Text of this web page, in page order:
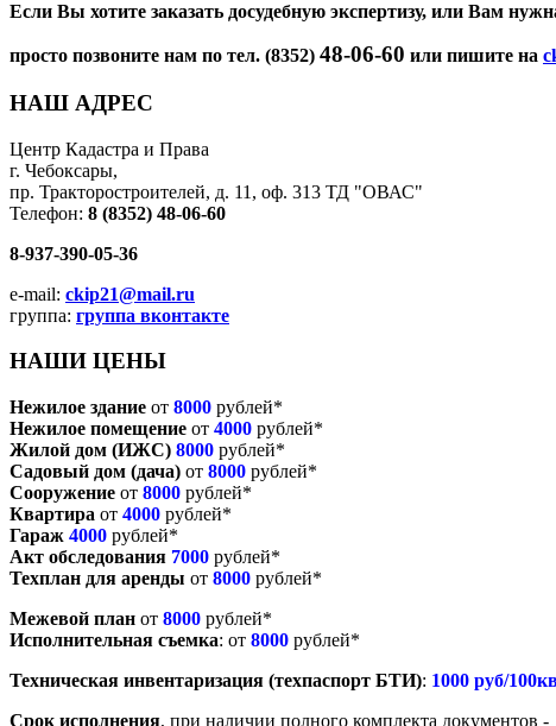
Если Вы хотите заказать досудебную экспертизу, или Вам
просто позвоните нам по тел. (8352) 48-06-60 или пишите на
НАШ АДРЕС
Центр Кадастра и Права
г. Чебоксары,
пр. Тракторостроителей, д. 11, оф. 313 ТД "ОВАС"
Телефон: 8 (8352) 48-06-60
8-937-390-05-36
e-mail: ckip21@mail.ru
группа: группа вконтакте
НАШИ ЦЕНЫ
Нежилое здание от 8000 рублей*
Нежилое помещение от 4000 рублей*
Жилой дом (ИЖС) 8000 рублей*
Садовый дом (дача) от 8000 рублей*
Сооружение от 8000 рублей*
Квартира от 4000 рублей*
Гараж 4000 рублей*
Акт обследования 7000 рублей*
Техплан для аренды от 8000 рублей*
Межевой план от 8000 рублей*
Исполнительная съемка: от 8000 рублей*
Техническая инвентаризация (техпаспорт БТИ): 1000 руб/
Срок исполнения, при наличии полного комплекта документов -